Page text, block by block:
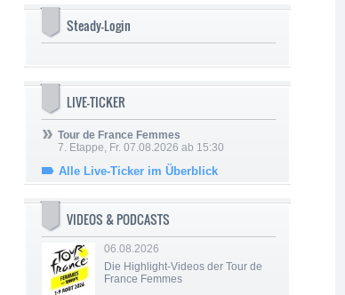
Steady-Login
LIVE-TICKER
Tour de France Femmes
7. Etappe, Fr. 07.08.2026 ab 15:30
Alle Live-Ticker im Überblick
VIDEOS & PODCASTS
06.08.2026
Die Highlight-Videos der Tour de
France Femmes